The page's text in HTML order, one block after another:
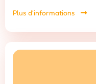
Plus d'informations